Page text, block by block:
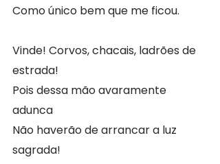
Como único bem que me ficou.
Vinde! Corvos, chacais, ladrões de
estrada!
Pois dessa mão avaramente
adunca
Não haverão de arrancar a luz
sagrada!